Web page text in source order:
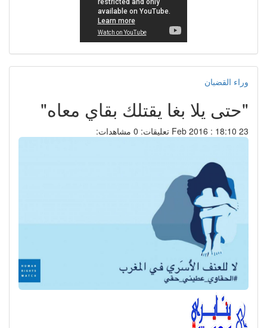
وراء القضبان
"حتى يلا بغا يقتلك بقاي معاه"
تعليقات: 0 مشاهدات: